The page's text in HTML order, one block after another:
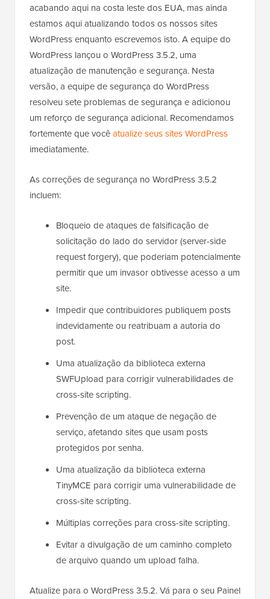
acabando aqui na costa leste dos EUA, mas ainda
estamos aqui atualizando todos os nossos sites
WordPress enquanto escrevemos isto. A equipe do
WordPress lançou o WordPress 3.5.2, uma
atualização de manutenção e segurança. Nesta
versão, a equipe de segurança do WordPress
resolveu sete problemas de segurança e adicionou
um reforço de segurança adicional. Recomendamos
fortemente que vocêatualize seus sites WordPress
imediatamente.
As correções de segurança no WordPress 3.5.2
incluem:
Bloqueio de ataques de falsificação de
solicitação do lado do servidor (server-side
request forgery), que poderiam potencialmente
permitir que um invasor obtivesse acesso a um
site.
Impedir que contribuidores publiquem posts
indevidamente ou reatribuam a autoria do
post.
Uma atualização da biblioteca externa
SWFUpload para corrigir vulnerabilidades de
cross-site scripting.
Prevenção de um ataque de negação de
serviço, afetando sites que usam posts
protegidos por senha.
Uma atualização da biblioteca externa
TinyMCE para corrigir uma vulnerabilidade de
cross-site scripting.
Múltiplas correções para cross-site scripting.
Evitar a divulgação de um caminho completo
de arquivo quando um upload falha.
Atualize para o WordPress 3.5.2. Vá para o seu Painel